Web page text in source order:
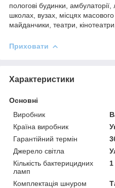
пологові будинки,
школах, вузах, місцях
майданчики, театри,
Приховати
Характеристики
Основні
Виробник
Країна виробник
Гарантійний термін
Джерело світла
Кількість бактерицидних
ламп
Комплектація шнуром